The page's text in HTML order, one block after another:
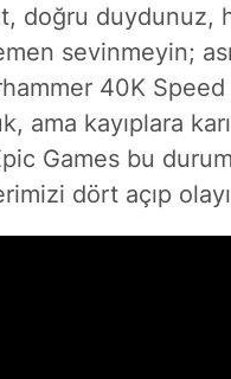
doğru duydunuz,
sevinmeyin;
40K
ama kayıplara
Games bu
dört açıp